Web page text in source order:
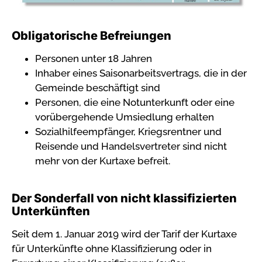
Obligatorische Befreiungen
Personen unter 18 Jahren
Inhaber eines Saisonarbeitsvertrags, die in der
Gemeinde beschäftigt sind
Personen, die eine Notunterkunft oder eine
vorübergehende Umsiedlung erhalten
Sozialhilfeempfänger, Kriegsrentner und
Reisende und Handelsvertreter sind nicht
mehr von der Kurtaxe befreit.
Der Sonderfall von nicht klassifizierten
Unterkünften
Seit dem 1. Januar 2019 wird der Tarif der Kurtaxe
für Unterkünfte ohne Klassifizierung oder in